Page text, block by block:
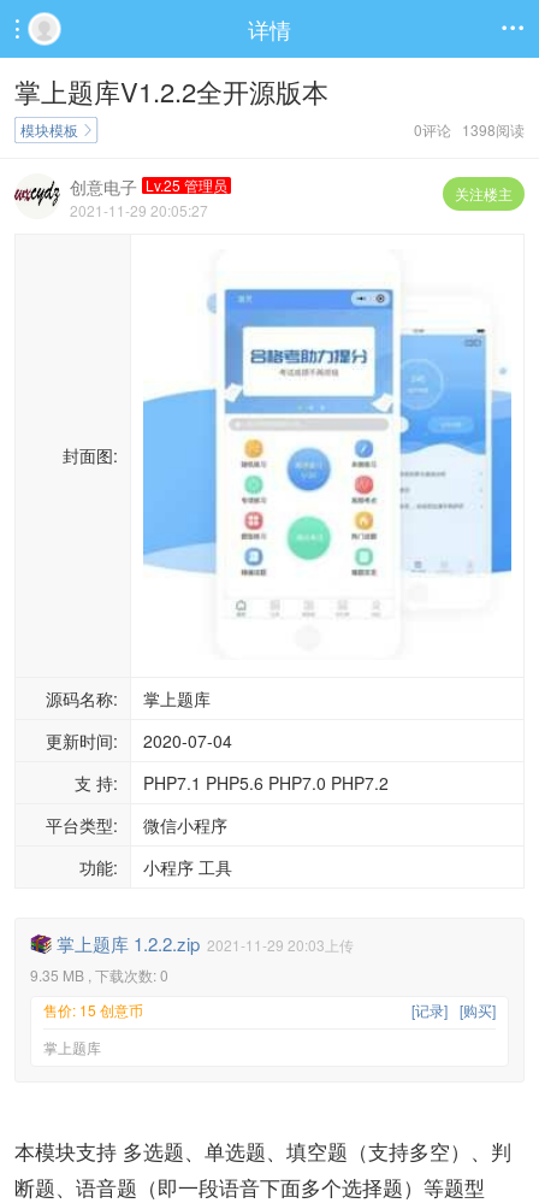
 详情 
掌上题库V1.2.2全开源版本
0评论 1398阅读
模块模板 
关注楼主
创意电子 Lv.25 管理员
2021-11-29 20:05:27
封面图:
源码名称:
掌上题库
更新时间:
2020-07-04
支 持:
PHP7.1 PHP5.6 PHP7.0 PHP7.2
平台类型:
微信小程序
功能:
小程序 工具
掌上题库 1.2.2.zip 2021-11-29 20:03上传
9.35 MB , 下载次数: 0
[购买]
[记录]
售价: 15 创意币
掌上题库
本模块支持 多选题、单选题、填空题（支持多空）、判
断题、语音题（即一段语音下面多个选择题）等题型